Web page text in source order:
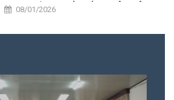
DANH HIỆU " NHÀ GIÁO NHÂN DÂN ", "
LẦN THỨ 17 NĂM 2026
08/01/2026